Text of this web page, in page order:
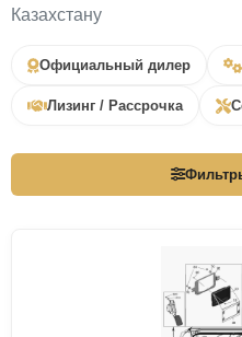
Казахстану
Официальный дилер
Лизинг / Рассрочка